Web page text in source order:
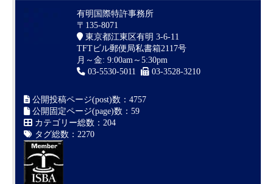
有明国際特許事務所
〒135-8071
東京都江東区有明 3-6-11
TFTビル郵便局私書箱2117号
月～金: 9:00am～5:30pm
03-5530-5011
03-3528-3210
公開投稿ページ(post)数：4757
公開固定ページ(page)数：59
カテゴリー総数：204
タグ総数：2270